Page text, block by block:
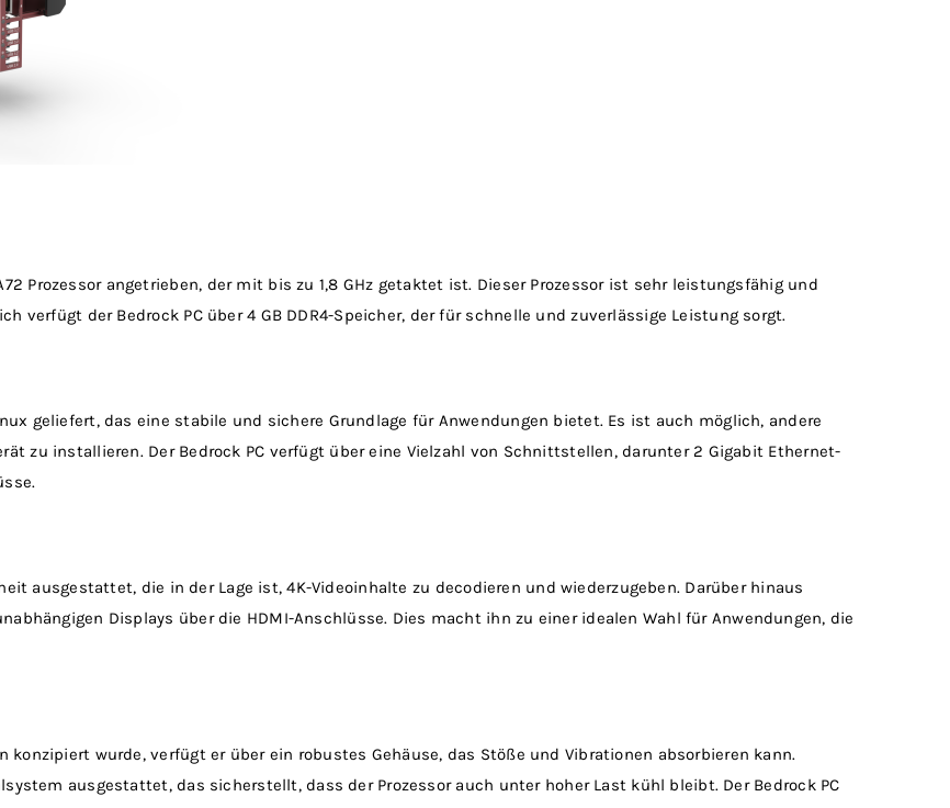
Prozessor angetrieben, der mit bis zu 1,8 GHz getaktet ist. Dieser Prozessor ist sehr leistungsfähig und
verfügt der Bedrock PC über 4 GB DDR4-Speicher, der für schnelle und zuverlässige Leistung sorgt.
geliefert, das eine stabile und sichere Grundlage für Anwendungen bietet. Es ist auch möglich, andere
zu installieren. Der Bedrock PC verfügt über eine Vielzahl von Schnittstellen, darunter 2 Gigabit Ethernet-
ausgestattet, die in der Lage ist, 4K-Videoinhalte zu decodieren und wiederzugeben. Darüber hinaus
Displays über die HDMI-Anschlüsse. Dies macht ihn zu einer idealen Wahl für Anwendungen, die
konzipiert wurde, verfügt er über ein robustes Gehäuse, das Stöße und Vibrationen absorbieren kann.
ausgestattet, das sicherstellt, dass der Prozessor auch unter hoher Last kühl bleibt. Der Bedrock PC